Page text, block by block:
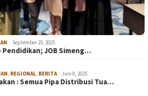
September 25, 2025
JOB Simeng…
REGIONAL BERITA Juni 8, 2025
: Semua Pipa Distribusi Tua…